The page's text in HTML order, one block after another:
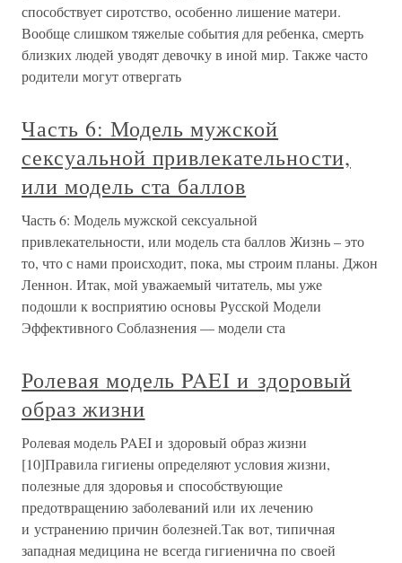
способствует сиротство, особенно лишение матери.
Вообще слишком тяжелые события для ребенка, смерть
близких людей уводят девочку в иной мир. Также часто
родители могут отвергать
Часть 6: Модель мужской
сексуальной привлекательности,
или модель ста баллов
Часть 6: Модель мужской сексуальной
привлекательности, или модель ста баллов Жизнь – это
то, что с нами происходит, пока, мы строим планы. Джон
Леннон. Итак, мой уважаемый читатель, мы уже
подошли к восприятию основы Русской Модели
Эффективного Соблазнения — модели ста
Ролевая модель PAEI и здоровый
образ жизни
Ролевая модель PAEI и здоровый образ жизни
[10]Правила гигиены определяют условия жизни,
полезные для здоровья и способствующие
предотвращению заболеваний или их лечению
и устранению причин болезней.Так вот, типичная
западная медицина не всегда гигиенична по своей